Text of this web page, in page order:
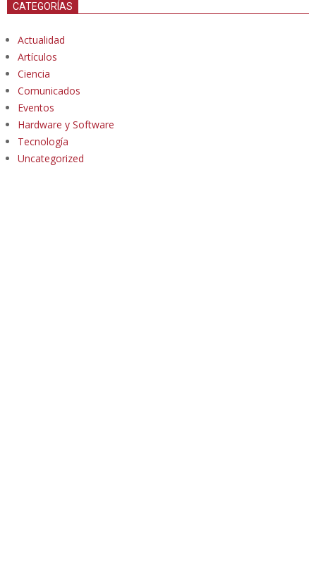
CATEGORÍAS
Actualidad
Artículos
Ciencia
Comunicados
Eventos
Hardware y Software
Tecnología
Uncategorized